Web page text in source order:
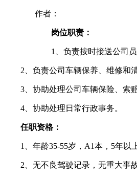
作者：
岗位职责：
1、负责按时接送公司员
2、负责公司车辆保养、维修和
3、协助处理公司车辆保险、索
4、协助处理日常行政事务。
任职资格：
1、年龄35-55岁，A1本，5年以
2、无不良驾驶记录，无重大事